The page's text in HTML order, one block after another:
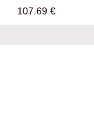
107.69€